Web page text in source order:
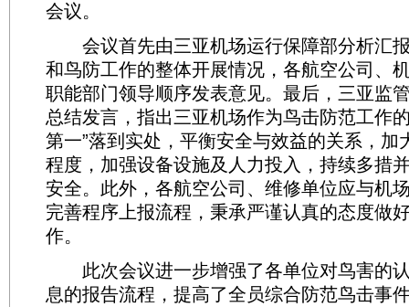
会议。
会议首先由三亚机场运行保障部分析汇
和鸟防工作的整体开展情况，各航空公司、
职能部门领导顺序发表意见。最后，三亚监
总结发言，指出三亚机场作为鸟击防范工作
第一”落到实处，平衡安全与效益的关系，加
程度，加强设备设施及人力投入，持续多措
安全。此外，各航空公司、维修单位应与机
完善程序上报流程，秉承严谨认真的态度做
作。
此次会议进一步增强了各单位对鸟害的
息的报告流程，提高了全员综合防范鸟击事